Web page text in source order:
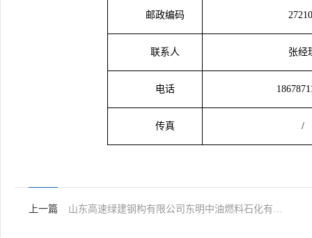
邮政编码
联系人 张经
电话
传真 /
上一篇